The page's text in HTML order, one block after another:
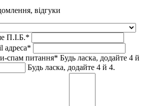
відгуки
П.I.Б.*
адреса*
спам питання* Будь ласка, додайте 4 й
Будь ласка, додайте 4 й 4.